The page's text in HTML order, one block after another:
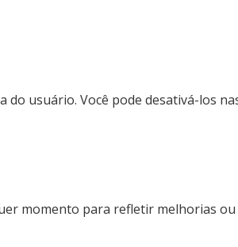
usuário. Você pode desativá-los
momento para refletir melhorias